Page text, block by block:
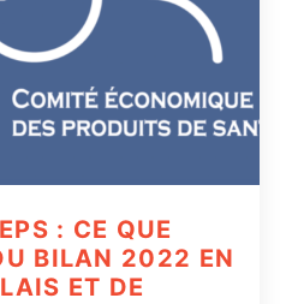
: CE QUE
BILAN 2022 EN
ET DE